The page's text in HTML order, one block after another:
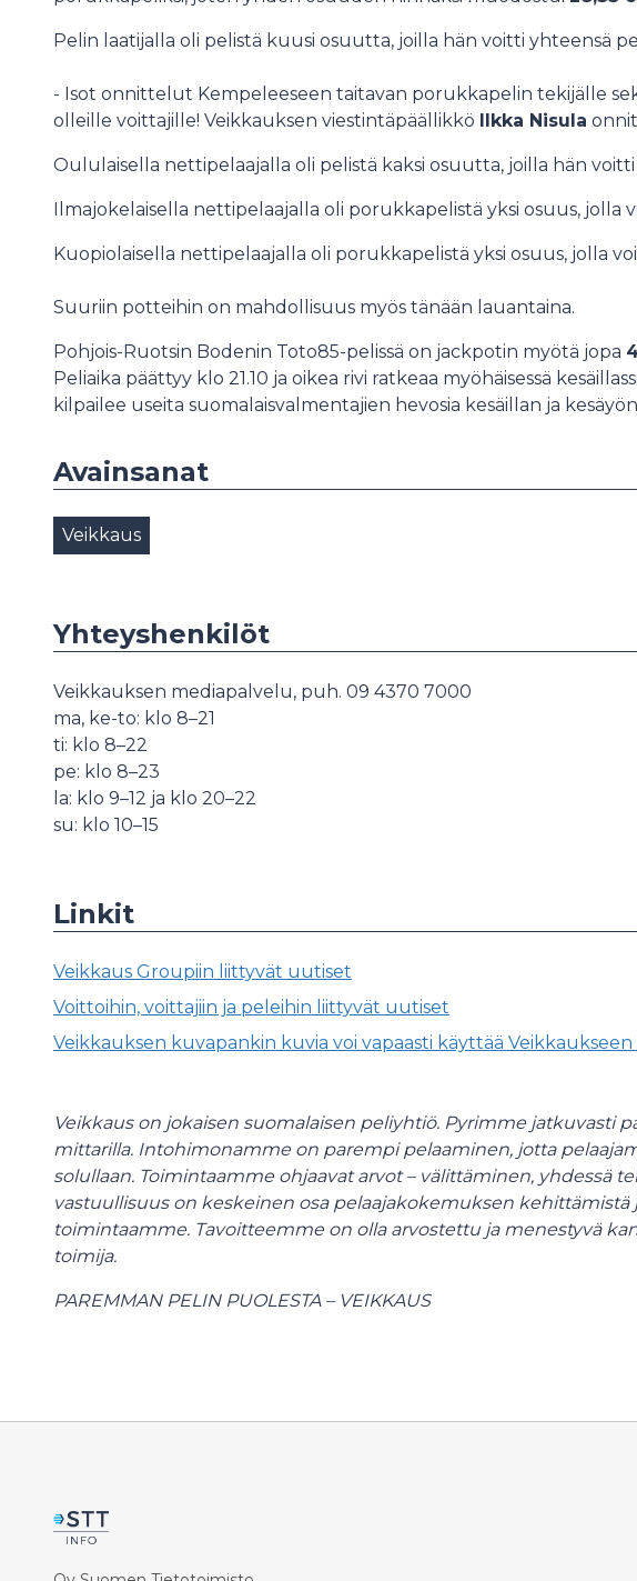
Pelin laatijalla oli pelistä kuusi osuutta, joilla hän voitti yhteensä
- Isot onnittelut Kempeleeseen taitavan porukkapelin tekijälle
olleille voittajille! Veikkauksen viestintäpäällikkö Ilkka Nisula
Oululaisella nettipelaajalla oli pelistä kaksi osuutta, joilla hän
Ilmajokelaisella nettipelaajalla oli porukkapelistä yksi osuus, jolla
Kuopiolaisella nettipelaajalla oli porukkapelistä yksi osuus, jolla
Suuriin potteihin on mahdollisuus myös tänään lauantaina.
Pohjois-Ruotsin Bodenin Toto85-pelissä on jackpotin myötä jopa
Peliaika päättyy klo 21.10 ja oikea rivi ratkeaa myöhäisessä
kilpailee useita suomalaisvalmentajien hevosia kesäillan ja
Avainsanat
Veikkaus
Yhteyshenkilöt
Veikkauksen mediapalvelu, puh. 09 4370 7000
ma, ke-to: klo 8–21
ti: klo 8–22
pe: klo 8–23
la: klo 9–12 ja klo 20–22
su: klo 10–15
Linkit
Veikkaus Groupiin liittyvät uutiset
Voittoihin, voittajiin ja peleihin liittyvät uutiset
Veikkauksen kuvapankin kuvia voi vapaasti käyttää Veikkaukseen
Veikkaus on jokaisen suomalaisen peliyhtiö. Pyrimme jatkuvasti
mittarilla. Intohimonamme on parempi pelaaminen, jotta
solullaan. Toimintaamme ohjaavat arvot – välittäminen, yhdessä
vastuullisuus on keskeinen osa pelaajakokemuksen kehittämistä
toimintaamme. Tavoitteemme on olla arvostettu ja menestyvä
toimija.
PAREMMAN PELIN PUOLESTA – VEIKKAUS